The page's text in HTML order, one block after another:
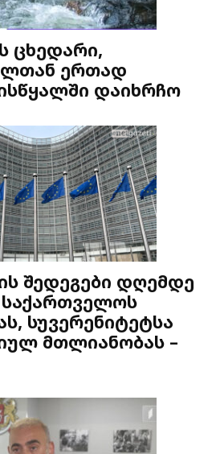
ცხედარი,
ერთად
დაიხრჩო
შედეგები დღემდე
სუვერენიტეტსა
მთლიანობას –